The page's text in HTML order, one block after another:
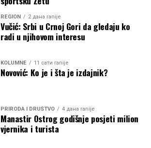
REGION 2 дана ranije
Vučić: Srbi u Crnoj Gori da gledaju ko
radi u njihovom interesu
KOLUMNE 11 сати ranije
Novović: Ko je i šta je izdajnik?
PRIRODA I DRUŠTVO 4 дана ranije
Manastir Ostrog godišnje posjeti milion
vjernika i turista